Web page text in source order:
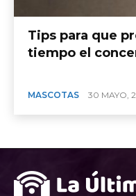
Tips para que
tiempo el
MASCOTAS 30 MAYO,